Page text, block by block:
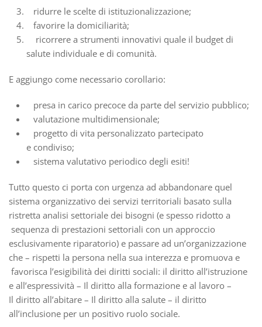
ridurre le scelte di istituzionalizzazione;
favorire la domiciliarità;
ricorrere a strumenti innovativi quale il budget di
salute individuale e di comunità.
E aggiungo come necessario corollario:
presa in carico precoce da parte del servizio pubblico;
valutazione multidimensionale;
progetto di vita personalizzato partecipato
e condiviso;
sistema valutativo periodico degli esiti!
Tutto questo ci porta con urgenza ad abbandonare quel
sistema organizzativo dei servizi territoriali basato sulla
ristretta analisi settoriale dei bisogni (e spesso ridotto a
sequenza di prestazioni settoriali con un approccio
esclusivamente riparatorio) e passare ad un’organizzazione
che – rispetti la persona nella sua interezza e promuova e
favorisca l’esigibilità dei diritti sociali: il diritto all’istruzione
e all’espressività – Il diritto alla formazione e al lavoro –
Il diritto all’abitare – Il diritto alla salute – il diritto
all’inclusione per un positivo ruolo sociale.